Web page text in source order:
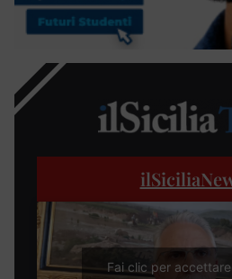
Fai clic per